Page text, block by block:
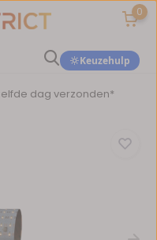
0
Keuzehulp
dag verzonden*